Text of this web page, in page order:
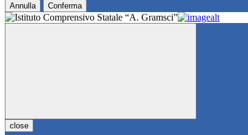
Annulla Conferma
close